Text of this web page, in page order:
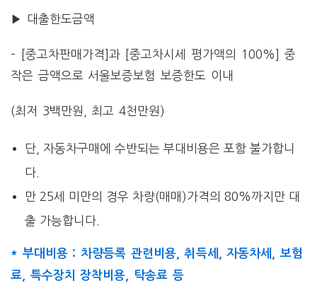
▶ 대출한도금액
– [중고차판매가격]과 [중고차시세 평가액의 100%] 중
작은 금액으로 서울보증보험 보증한도 이내
(최저 3백만원, 최고 4천만원)
단, 자동차구매에 수반되는 부대비용은 포함 불가합니
다.
만 25세 미만의 경우 차량(매매)가격의 80%까지만 대
출 가능합니다.
* 부대비용 : 차량등록 관련비용, 취득세, 자동차세, 보험
료, 특수장치 장착비용, 탁송료 등